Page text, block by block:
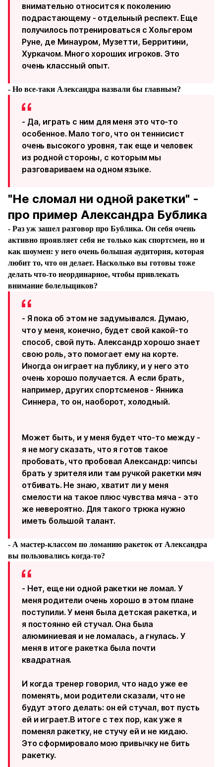
внимательно относится к поколению
подрастающему - отдельный респект. Еще
получилось потренироваться с Хольгером
Руне, де Минауром, Музетти, Берритини,
Хуркачом. Много хороших игроков. Это
очень классный опыт.
- Но все-таки Александра назвали бы главным?
- Да, играть с ним для меня это что-то
особенное. Мало того, что он теннисист
очень высокого уровня, так еще и человек
из родной стороны, с которым мы
разговариваем на одном языке.
"Не сломал ни одной ракетки" -
про пример Александра Бублика
- Раз уж зашел разговор про Бублика. Он себя очень
активно проявляет себя не только как спортсмен, но и
как шоумен: у него очень большая аудитория, которая
любит то, что он делает. Насколько вы готовы тоже
делать что-то неординарное, чтобы привлекать
внимание болельщиков?
- Я пока об этом не задумывался. Думаю,
что у меня, конечно, будет свой какой-то
способ, свой путь. Александр хорошо знает
свою роль, это помогает ему на корте.
Иногда он играет на публику, и у него это
очень хорошо получается. А если брать,
например, других спортсменов - Янника
Синнера, то он, наоборот, холодный.
Может быть, и у меня будет что-то между -
я не могу сказать, что я готов такое
пробовать, что пробовал Александр: чипсы
брать у зрителя или там ручкой ракетки мяч
отбивать. Не знаю, хватит ли у меня
смелости на такое плюс чувства мяча - это
же невероятно. Для такого трюка нужно
иметь большой талант.
- А мастер-классом по ломанию ракеток от Александра
вы пользовались когда-то?
- Нет, еще ни одной ракетки не ломал. У
меня родители очень хорошо в этом плане
поступили. У меня была детская ракетка, и
я постоянно ей стучал. Она была
алюминиевая и не ломалась, а гнулась. У
меня в итоге ракетка была почти
квадратная.
И когда тренер говорил, что надо уже ее
поменять, мои родители сказали, что не
будут этого делать: он ей стучал, вот пусть
ей и играет.В итоге с тех пор, как уже я
поменял ракетку, не стучу ей и не кидаю.
Это сформировало мою привычку не бить
ракетку.